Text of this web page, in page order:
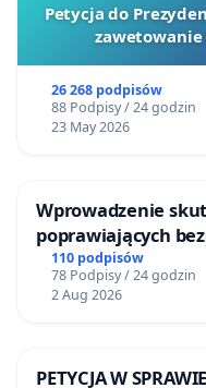
Petycja do
zawetowanie
26 268 podpisów
88 Podpisy / 24 godzin
23 May 2026
Wprowadzenie
poprawiających
Żeromskiego w
110 podpisów
78 Podpisy / 24 godzin
2 Aug 2026
PETYCJA W